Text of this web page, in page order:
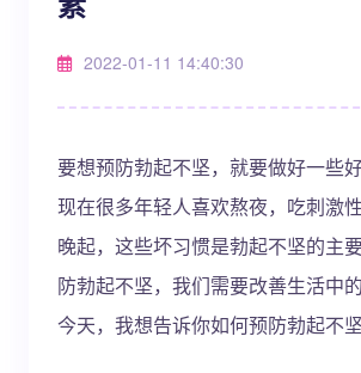
2022-01-11 14:40:30
要想预防勃起不坚，就要做好一些
现在很多年轻人喜欢熬夜，吃刺激
晚起，这些坏习惯是勃起不坚的主
防勃起不坚，我们需要改善生活中
今天，我想告诉你如何预防勃起不坚